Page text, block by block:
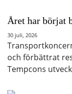
Året har börjat
30 juli, 2026
och förbättrat
Tempcons